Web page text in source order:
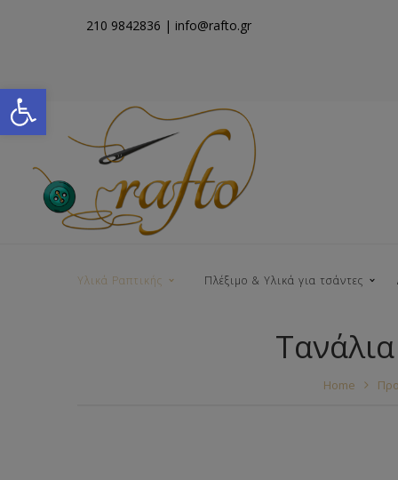
Open toolbar
210 9842836 | info@rafto.gr
Υλικά Ραπτικής Πλέξιμο & Υλικά για τσάντες
Νήματα για Τσάντες
Home